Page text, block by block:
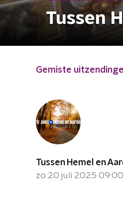
Tussen
Gemiste
Tussen Hemel en
zo 20 juli 2025 09:00